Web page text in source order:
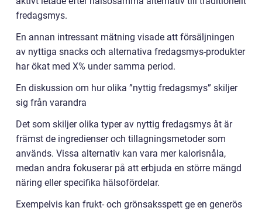
fredagsmys.
En annan intressant mätning visade att försäljningen
av nyttiga snacks och alternativa fredagsmys-produkter
har ökat med X% under samma period.
En diskussion om hur olika ”nyttig fredagsmys” skiljer
sig från varandra
Det som skiljer olika typer av nyttig fredagsmys åt är
främst de ingredienser och tillagningsmetoder som
används. Vissa alternativ kan vara mer kalorisnåla,
medan andra fokuserar på att erbjuda en större mängd
näring eller specifika hälsofördelar.
Exempelvis kan frukt- och grönsaksspett ge en generös